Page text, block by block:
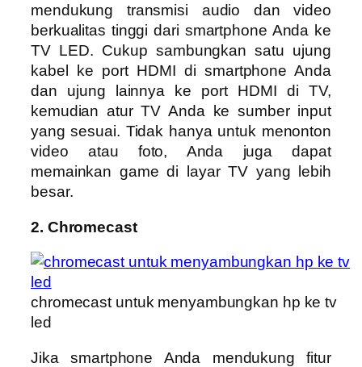
mendukung transmisi audio dan video
berkualitas tinggi dari smartphone Anda ke
TV LED. Cukup sambungkan satu ujung
kabel ke port HDMI di smartphone Anda
dan ujung lainnya ke port HDMI di TV,
kemudian atur TV Anda ke sumber input
yang sesuai. Tidak hanya untuk menonton
video atau foto, Anda juga dapat
memainkan game di layar TV yang lebih
besar.
2. Chromecast
chromecast untuk menyambungkan hp ke tv
led
Jika smartphone Anda mendukung fitur